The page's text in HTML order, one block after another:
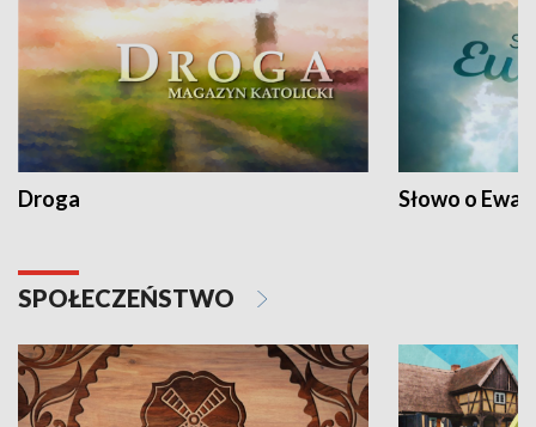
Droga Słowo o
SPOŁECZEŃSTWO